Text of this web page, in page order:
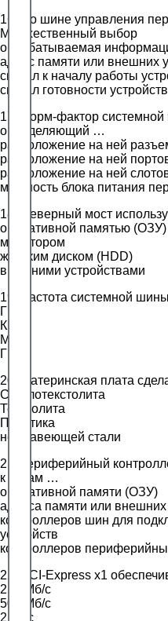
16. По шине управления
Множественный выбор
обрабатываемая
адрес памяти или внешних
сигнал к началу работы
сигнал готовности
17. Форм-фактор системной
определяющий …
расположение на ней
расположение на ней
расположение на ней
мощность блока питания
18. Северный мост
оперативной памятью (ОЗУ)
монитором
жестким диском (HDD)
внешними устройствами
19. Частота системной
Гц
КГц
МГц
ГГц
20. Материнская плата
Стеклотекстолита
Текстолита
Пластика
нержавеющей стали
21 Периферийный
к узлам …
оперативной памяти (ОЗУ)
адреса памяти или внешних
контроллеров шин для
устройств
контроллеров
22. PCI-Express x1
250 Мб/с
500 Мб/с
2 Гб/с